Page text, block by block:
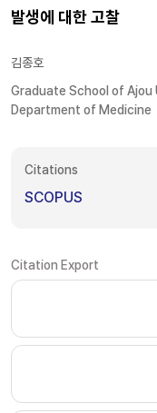
발생에 대한 고찰
김종호
Graduate School of Ajou
Department of Medicine
Citations
SCOPUS
Citation Export